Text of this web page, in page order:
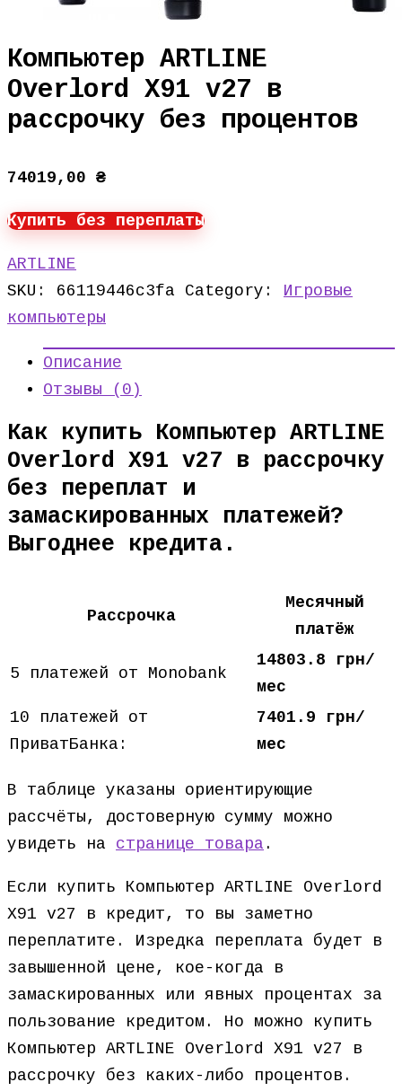
Компьютер ARTLINE
Overlord X91 v27 в
рассрочку без процентов
74019,00 ₴
Купить без переплаты
ARTLINE
SKU: 66119446c3fa Category: Игровые
компьютеры
Описание
Отзывы (0)
Как купить Компьютер ARTLINE
Overlord X91 v27 в рассрочку
без переплат и
замаскированных платежей?
Выгоднее кредита.
Рассрочка
Месячный
платёж
5 платежей от Monobank
14803.8 грн/
мес
10 платежей от
ПриватБанка:
7401.9 грн/
мес
В таблице указаны ориентирующие
рассчёты, достоверную сумму можно
увидеть на странице товара .
Если купить Компьютер ARTLINE Overlord
X91 v27 в кредит, то вы заметно
переплатите. Изредка переплата будет в
завышенной цене, кое-когда в
замаскированных или явных процентах за
пользование кредитом. Но можно купить
Компьютер ARTLINE Overlord X91 v27 в
рассрочку без каких-либо процентов.